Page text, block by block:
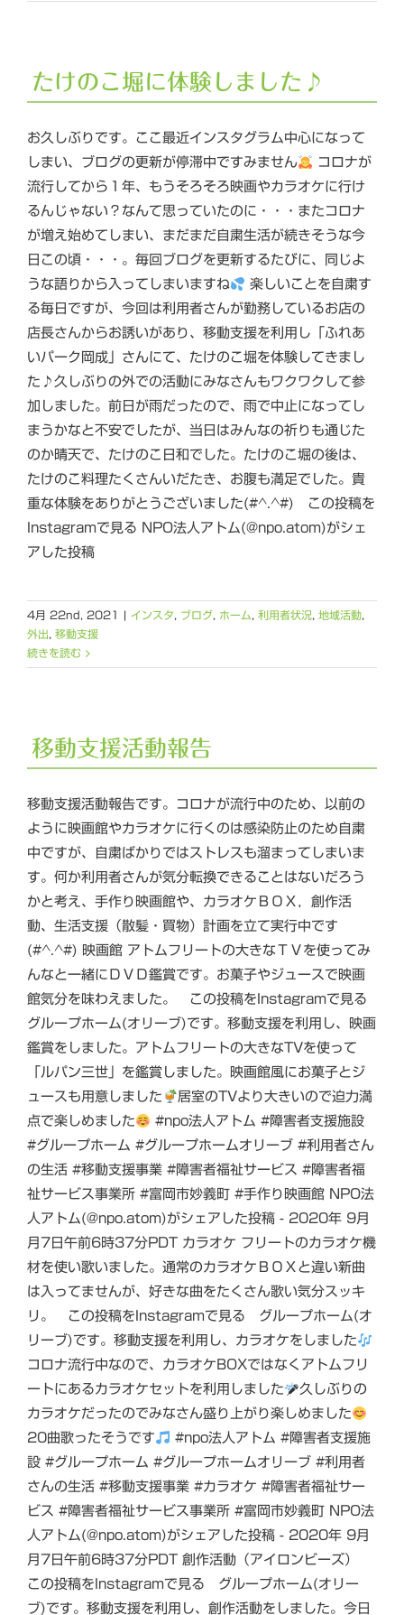
たけのこ堀に体験しました♪
お久しぶりです。ここ最近インスタグラム中心になって
しまい、ブログの更新が停滞中ですみません
コロナが
流行してから１年、もうそろそろ映画やカラオケに行け
るんじゃない？なんて思っていたのに・・・またコロナ
が増え始めてしまい、まだまだ自粛生活が続きそうな今
日この頃・・・。毎回ブログを更新するたびに、同じよ
うな語りから入ってしまいますね
楽しいことを自粛す
る毎日ですが、今回は利用者さんが勤務しているお店の
店長さんからお誘いがあり、移動支援を利用し「ふれあ
いパーク岡成」さんにて、たけのこ堀を体験してきまし
た♪久しぶりの外での活動にみなさんもワクワクして参
加しました。前日が雨だったので、雨で中止になってし
まうかなと不安でしたが、当日はみんなの祈りも通じた
のか晴天で、たけのこ日和でした。たけのこ堀の後は、
たけのこ料理たくさんいだたき、お腹も満足でした。貴
重な体験をありがとうございました(#^.^#) この投稿を
Instagramで見る NPO法人アトム(@npo.atom)がシェ
アした投稿
4月 22nd, 2021 | インスタ ブログ ホーム 利用者状況 地域活動
外出
移動支援
続きを読む
移動支援活動報告
移動支援活動報告です。コロナが流行中のため、以前の
ように映画館やカラオケに行くのは感染防止のため自粛
中ですが、自粛ばかりではストレスも溜まってしまいま
す。何か利用者さんが気分転換できることはないだろう
かと考え、手作り映画館や、カラオケＢＯＸ，創作活
動、生活支援（散髪・買物）計画を立て実行中です
(#^.^#) 映画館 アトムフリートの大きなＴＶを使ってみ
んなと一緒にＤＶＤ鑑賞です。お菓子やジュースで映画
館気分を味わえました。 この投稿をInstagramで見る
グループホーム(オリーブ)です。移動支援を利用し、映画
鑑賞をしました。アトムフリートの大きなTVを使って
「ルパン三世」を鑑賞しました。映画館風にお菓子とジ
ュースも用意しました
居室のTVより大きいので迫力満
点で楽しめました
#npo法人アトム #障害者支援施設
#グループホーム #グループホームオリーブ #利用者さん
の生活 #移動支援事業 #障害者福祉サービス #障害者福
祉サービス事業所 #富岡市妙義町 #手作り映画館 NPO法
人アトム(@npo.atom)がシェアした投稿 - 2020年 9月
月7日午前6時37分PDT カラオケ フリートのカラオケ機
材を使い歌いました。通常のカラオケＢＯＸと違い新曲
は入ってませんが、好きな曲をたくさん歌い気分スッキ
リ。 この投稿をInstagramで見る グループホーム(オ
リーブ)です。移動支援を利用し、カラオケをしました
コロナ流行中なので、カラオケBOXではなくアトムフリ
ートにあるカラオケセットを利用しました
久しぶりの
カラオケだったのでみなさん盛り上がり楽しめました
20曲歌ったそうです
#npo法人アトム #障害者支援施
設 #グループホーム #グループホームオリーブ #利用者
さんの生活 #移動支援事業 #カラオケ #障害者福祉サー
ビス #障害者福祉サービス事業所 #富岡市妙義町 NPO法
人アトム(@npo.atom)がシェアした投稿 - 2020年 9月
月7日午前6時37分PDT 創作活動（アイロンビーズ）
この投稿をInstagramで見る グループホーム(オリー
ブ)です。移動支援を利用し、創作活動をしました。今日